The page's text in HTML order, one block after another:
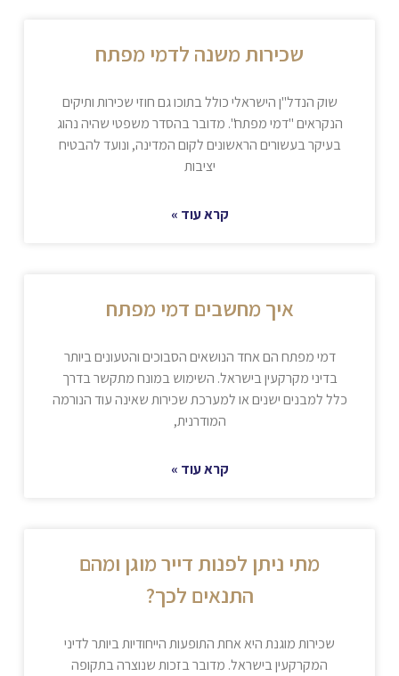
שכירות משנה לדמי מפתח
שוק הנדל"ן הישראלי כולל בתוכו גם חוזי שכירות ותיקים
הנקראים "דמי מפתח". מדובר בהסדר משפטי שהיה נהוג
בעיקר בעשורים הראשונים לקום המדינה, ונועד להבטיח
יציבות
קרא עוד »
איך מחשבים דמי מפתח
דמי מפתח הם אחד הנושאים הסבוכים והטעונים ביותר
בדיני מקרקעין בישראל. השימוש במונח מתקשר בדרך
כלל למבנים ישנים או למערכת שכירות שאינה עוד הנורמה
המודרנית,
קרא עוד »
מתי ניתן לפנות דייר מוגן ומהם
התנאים לכך?
שכירות מוגנת היא אחת התופעות הייחודיות ביותר לדיני
המקרקעין בישראל. מדובר בזכות שנוצרה בתקופה